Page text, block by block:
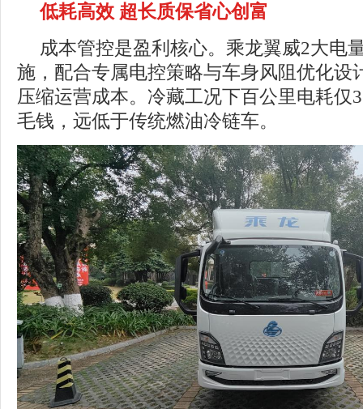
低耗高效 超长质保省心创富
成本管控是盈利核心。乘龙翼威2大电
施，配合专属电控策略与车身风阻优化设
压缩运营成本。冷藏工况下百公里电耗仅
毛钱，远低于传统燃油冷链车。